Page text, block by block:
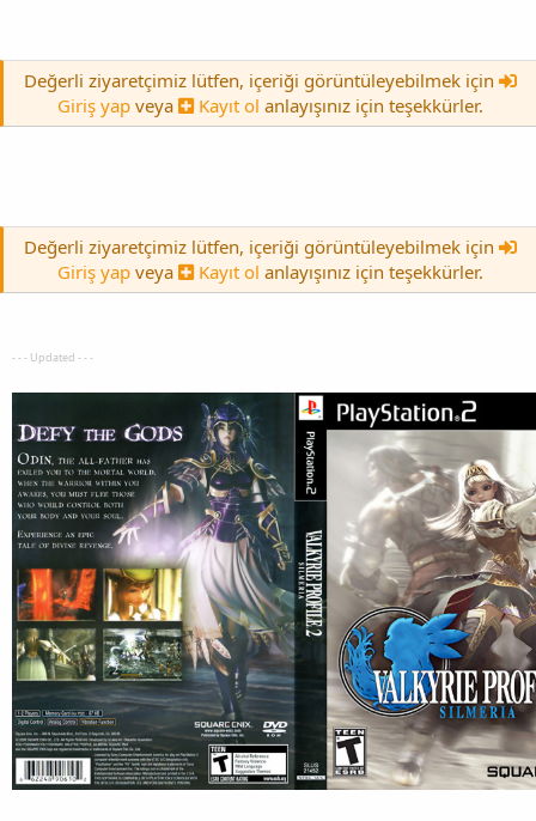
Değerli ziyaretçimiz lütfen, içeriği görüntüleyebilmek için
Giriş yap veya Kayıt ol anlayışınız için teşekkürler.
Değerli ziyaretçimiz lütfen, içeriği görüntüleyebilmek için
Giriş yap veya Kayıt ol anlayışınız için teşekkürler.
- - - Updated - - -